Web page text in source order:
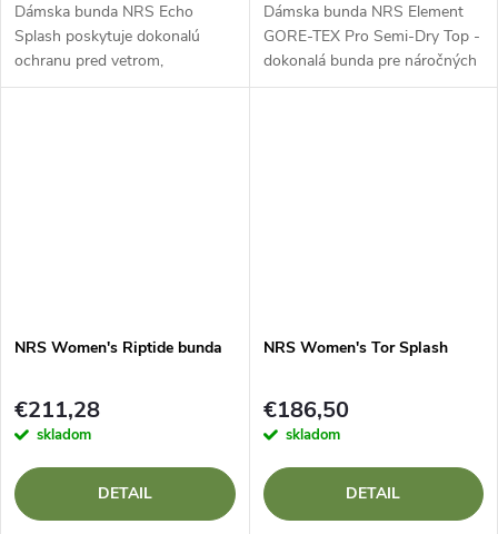
Dámska bunda NRS Echo
Splash poskytuje dokonalú
ochranu pred vetrom,
postriekaním a dažďom v
Dámska bunda NRS Element
GORE-TEX Pro Semi-Dry Top -
dokonalá bunda pre náročných
vodákov Dámske tričko NRS
NRS Women's Riptide bunda
€211,28
skladom
DETAIL
NRS Women's Tor Splash
€186,50
skladom
DETAIL